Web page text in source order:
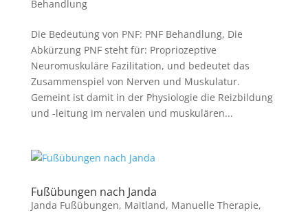
Behandlung
Die Bedeutung von PNF: PNF Behandlung, Die
Abkürzung PNF steht für: Propriozeptive
Neuromuskuläre Fazilitation, und bedeutet das
Zusammenspiel von Nerven und Muskulatur.
Gemeint ist damit in der Physiologie die Reizbildung
und -leitung im nervalen und muskulären...
Fußübungen nach Janda
Janda Fußübungen, Maitland, Manuelle Therapie,